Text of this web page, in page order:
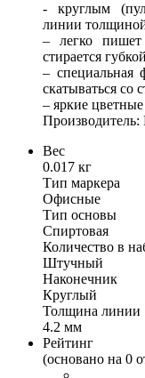
- круглым
линии
– легко
стирается губкой
– специальная
скатываться со
– яркие
Вес
0.017 кг
Тип маркера
Офисные
Тип основы
Спиртовая
Количество в
Штучный
Наконечник
Круглый
Толщина линии
4.2 мм
Рейтинг
(основано на 0